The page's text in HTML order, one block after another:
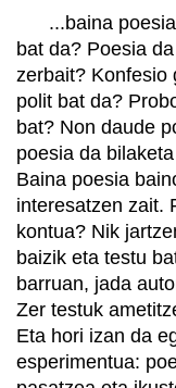
...baina
bat da? Poesia
zerbait? Konfesio
polit bat da?
bat? Non daude
poesia da
Baina poesia
interesatzen zait.
kontua? Nik
baizik eta testu
barruan, jada
Zer testuk
Eta hori izan da
esperimentua: